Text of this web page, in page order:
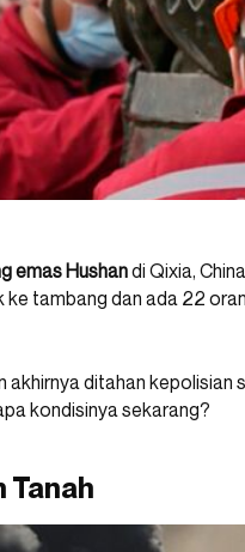
emas Hushandi Qixia,
tambang dan ada 22
akhirnya ditahan
kondisinya sekarang?
Tanah